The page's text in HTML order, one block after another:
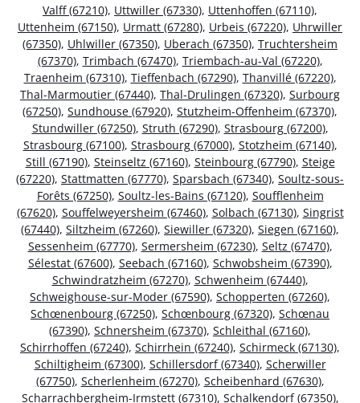
Valff (67210), Uttwiller (67330), Uttenhoffen (67110),
Uttenheim (67150), Urmatt (67280), Urbeis (67220), Uhrwiller
(67350), Uhlwiller (67350), Uberach (67350), Truchtersheim
(67370), Trimbach (67470), Triembach-au-Val (67220),
Traenheim (67310), Tieffenbach (67290), Thanvillé (67220),
Thal-Marmoutier (67440), Thal-Drulingen (67320), Surbourg
(67250), Sundhouse (67920), Stutzheim-Offenheim (67370),
Stundwiller (67250), Struth (67290), Strasbourg (67200),
Strasbourg (67100), Strasbourg (67000), Stotzheim (67140),
Still (67190), Steinseltz (67160), Steinbourg (67790), Steige
(67220), Stattmatten (67770), Sparsbach (67340), Soultz-sous-
Forêts (67250), Soultz-les-Bains (67120), Soufflenheim
(67620), Souffelweyersheim (67460), Solbach (67130), Singrist
(67440), Siltzheim (67260), Siewiller (67320), Siegen (67160),
Sessenheim (67770), Sermersheim (67230), Seltz (67470),
Sélestat (67600), Seebach (67160), Schwobsheim (67390),
Schwindratzheim (67270), Schwenheim (67440),
Schweighouse-sur-Moder (67590), Schopperten (67260),
Schœnenbourg (67250), Schœnbourg (67320), Schœnau
(67390), Schnersheim (67370), Schleithal (67160),
Schirrhoffen (67240), Schirrhein (67240), Schirmeck (67130),
Schiltigheim (67300), Schillersdorf (67340), Scherwiller
(67750), Scherlenheim (67270), Scheibenhard (67630),
Scharrachbergheim-Irmstett (67310), Schalkendorf (67350),